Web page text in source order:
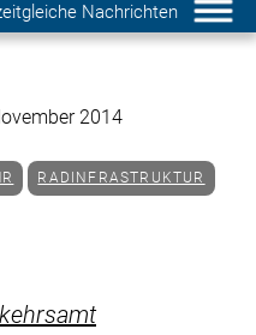
Nachrichten
2014
RADINFRASTRUKTUR